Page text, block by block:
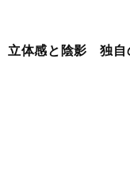
立体感と陰影 独自